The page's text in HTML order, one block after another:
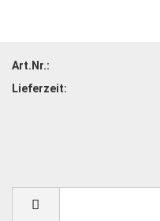
Art.Nr.:
Lieferzeit: